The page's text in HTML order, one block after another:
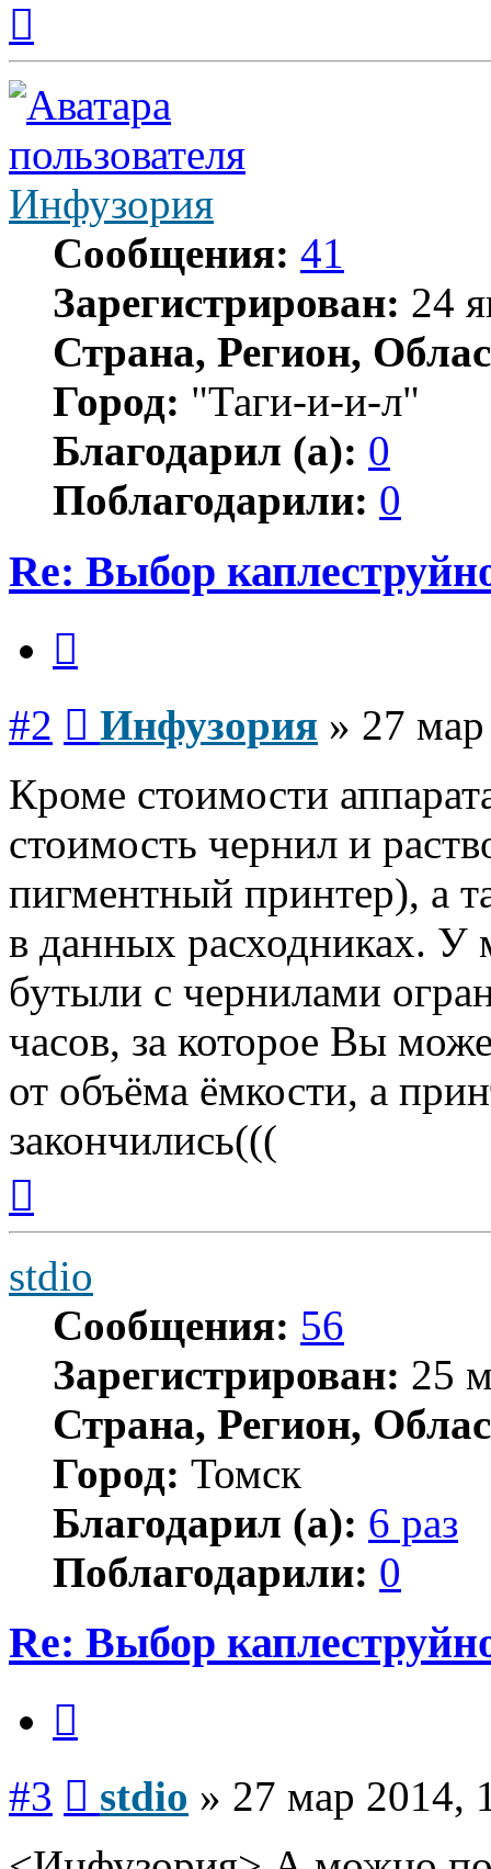
началу
Инфузория
Сообщения: 41
Зарегистрирован: 24
Страна, Регион,
Город: "Таги-и-и-л"
Благодарил (а): 0
Поблагодарили: 0
Re: Выбор
#2 Инфузория » 27
Кроме стоимости
стоимость чернил и
пигментный принтер), а
в данных расходниках. У
бутыли с чернилами
часов, за которое Вы
от объёма ёмкости, а
закончились(((
началу
stdio
Сообщения: 56
Зарегистрирован: 25
Страна, Регион,
Город: Томск
Благодарил (а): 6 раз
Поблагодарили: 0
Re: Выбор
#3 stdio » 27 мар 2014,